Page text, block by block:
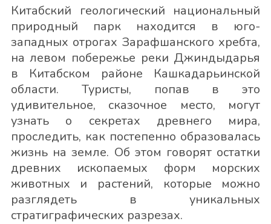
Китабский геологический национальный
природный парк находится в юго-
западных отрогах Зарафшанского хребта,
на левом побережье реки Джиндыдарья
в Китабском районе Кашкадарьинской
области. Туристы, попав в это
удивительное, сказочное место, могут
узнать о секретах древнего мира,
проследить, как постепенно образовалась
жизнь на земле. Об этом говорят остатки
древних ископаемых форм морских
животных и растений, которые можно
разглядеть в уникальных
стратиграфических разрезах.